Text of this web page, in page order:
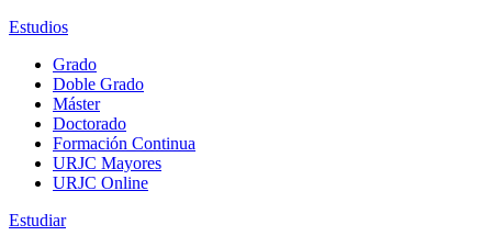
Estudios
Grado
Doble Grado
Máster
Doctorado
Formación Continua
URJC Mayores
URJC Online
Estudiar